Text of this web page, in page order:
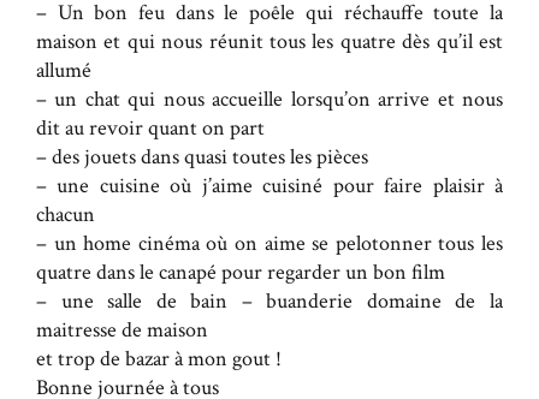
– Un bon feu dans le poêle qui réchauffe toute la
maison et qui nous réunit tous les quatre dès qu’il est
allumé
– un chat qui nous accueille lorsqu’on arrive et nous
dit au revoir quant on part
– des jouets dans quasi toutes les pièces
– une cuisine où j’aime cuisiné pour faire plaisir à
chacun
– un home cinéma où on aime se pelotonner tous les
quatre dans le canapé pour regarder un bon film
– une salle de bain – buanderie domaine de la
maitresse de maison
et trop de bazar à mon gout !
Bonne journée à tous